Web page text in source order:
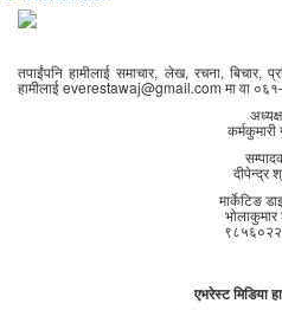
तपाईंपनि हामीलाई समाचार, लेख, रचना, बिचार,
हामीलाई everestawaj@gmail.com मा वा
अध्यक्ष
दीपेन्द्र
मार्केटिङ
भोलाकुमार
एभरेस्ट मिडिया